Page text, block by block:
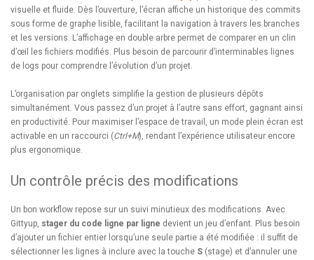
visuelle et fluide. Dès l’ouverture, l’écran affiche un historique des commits
sous forme de graphe lisible, facilitant la navigation à travers les branches
et les versions. L’affichage en double arbre permet de comparer en un clin
d’œil les fichiers modifiés. Plus besoin de parcourir d’interminables lignes
de logs pour comprendre l’évolution d’un projet.
L’organisation par onglets simplifie la gestion de plusieurs dépôts
simultanément. Vous passez d’un projet à l’autre sans effort, gagnant ainsi
en productivité. Pour maximiser l’espace de travail, un mode plein écran est
activable en un raccourci (Ctrl+M), rendant l’expérience utilisateur encore
plus ergonomique.
Un contrôle précis des modifications
Un bon workflow repose sur un suivi minutieux des modifications. Avec
Gittyup, stager du code ligne par ligne devient un jeu d’enfant. Plus besoin
d’ajouter un fichier entier lorsqu’une seule partie a été modifiée : il suffit de
sélectionner les lignes à inclure avec la touche S (stage) et d’annuler une